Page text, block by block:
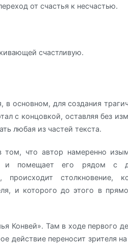
от счастья к несчастью.
счастливую.
основном, для создания
с концовкой, оставляя без
любая из частей текста.
том, что автор намеренно
и помещает его рядом с
столкновение,
и которого до этого в
Конвей». Там в ходе первого
действие переносит зрителя на